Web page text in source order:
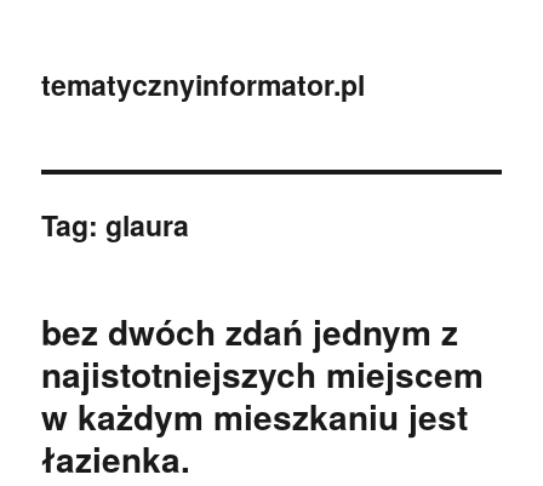
tematycznyinformator.pl
Tag:glaura
bez dwóch zdań jednym z
najistotniejszych miejscem
w każdym mieszkaniu jest
łazienka.